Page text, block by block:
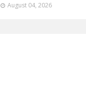
August 04, 2026